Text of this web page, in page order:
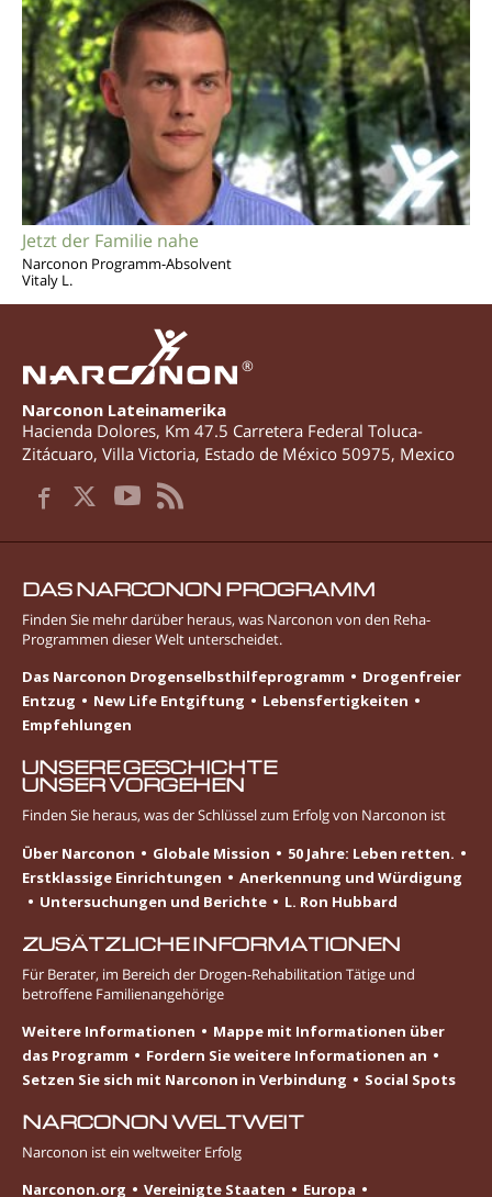
Jetzt der Familie nahe
Narconon Programm-Absolvent
Vitaly L.
®
Narconon Lateinamerika
Hacienda Dolores, Km 47.5 Carretera Federal Toluca-
Zitácuaro, Villa Victoria, Estado de México 50975, Mexico
DAS NARCONON PROGRAMM
Finden Sie mehr darüber heraus, was Narconon von den Reha-
Programmen dieser Welt unterscheidet.
Das Narconon Drogenselbsthilfeprogramm
Drogenfreier
Entzug
New Life Entgiftung
Lebens­fertigkeiten
Empfehlungen
UNSERE GESCHICHTE
UNSER VORGEHEN
Finden Sie heraus, was der Schlüssel zum Erfolg von Narconon ist
Über Narconon
Globale Mission
50 Jahre: Leben retten.
Erstklassige Einrichtungen
Anerkennung und Würdigung
Untersuchungen und Berichte
L. Ron Hubbard
ZUSÄTZLICHE INFORMATIONEN
Für Berater, im Bereich der Drogen-Rehabilitation Tätige und
betroffene Familienangehörige
Weitere Informationen
Mappe mit Informationen über
das Programm
Fordern Sie weitere Informationen an
Setzen Sie sich mit Narconon in Verbindung
Social Spots
NARCONON WELTWEIT
Narconon ist ein weltweiter Erfolg
Narconon.org
Vereinigte Staaten Europa